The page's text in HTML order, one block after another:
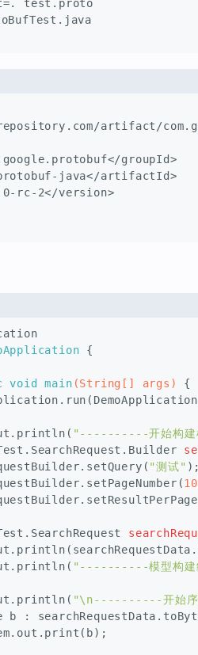
test.proto
artifact/
groupId>
java</artifactId>
rc-2</version>
{
void main (String[] args)
{
"----------开始构
Builder
"测试" );
10
SearchRequest
"----------模型构
"\n----------开始
b :